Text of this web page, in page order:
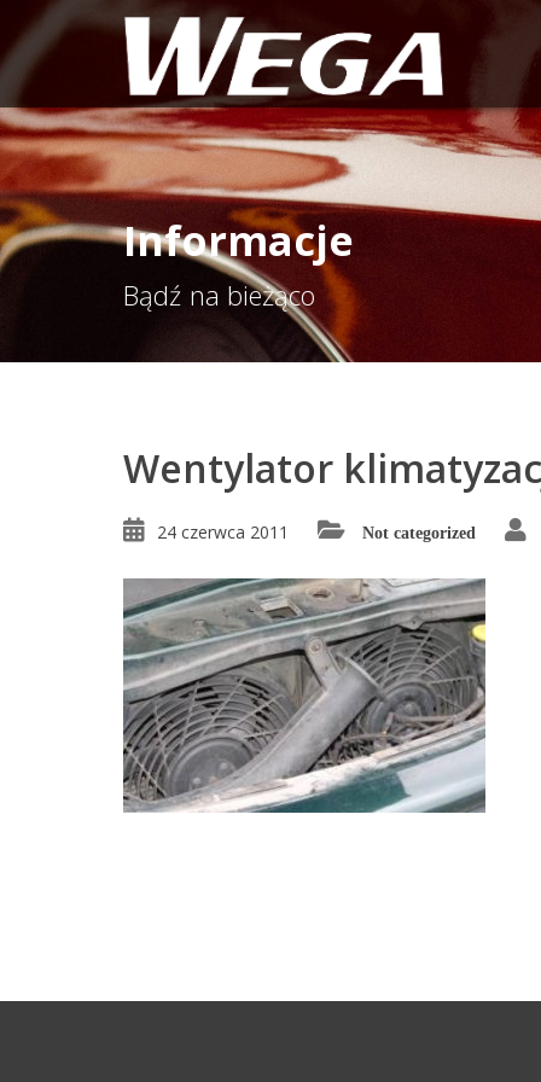
Informacje
Bądź na bieżąco
Wentylator
24 czerwca 2011 Not categorized